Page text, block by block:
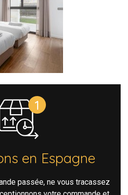
en Espagne
passée, ne vous tracassez